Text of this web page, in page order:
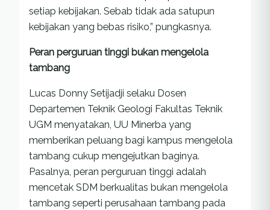
setiap kebijakan. Sebab tidak ada satupun
kebijakan yang bebas risiko,” pungkasnya.
Peran perguruan tinggi bukan mengelola
tambang
Lucas Donny Setijadji selaku Dosen
Departemen Teknik Geologi Fakultas Teknik
UGM menyatakan, UU Minerba yang
memberikan peluang bagi kampus mengelola
tambang cukup mengejutkan baginya.
Pasalnya, peran perguruan tinggi adalah
mencetak SDM berkualitas bukan mengelola
tambang seperti perusahaan tambang pada